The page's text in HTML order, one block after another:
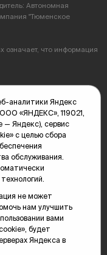
Автономная
"Тюменское
означает, что информация
28А
аналитики Яндекс
«ЯНДЕКС», 119021,
— Яндекс), сервис
с целью сбора
обслуживания.
не может
нам улучшить
вами
будет
Яндекса в